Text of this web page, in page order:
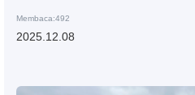
Membaca:492
2025.12.08